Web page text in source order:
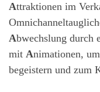
Attraktionen im
Abwechslung durch
mit Animationen,
begeistern und zum